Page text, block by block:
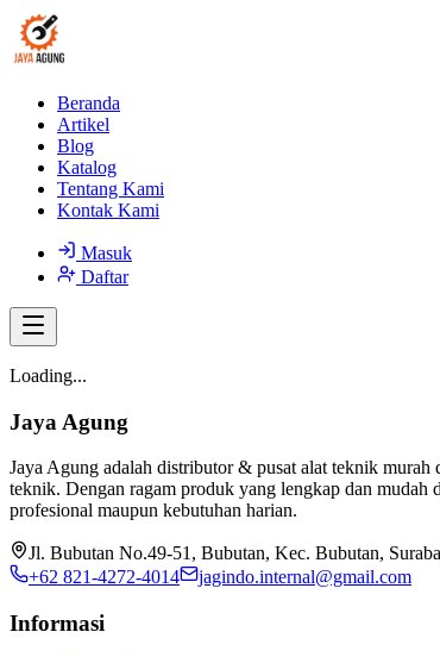
Beranda
Artikel
Blog
Katalog
Tentang Kami
Kontak Kami
Masuk
Daftar
Loading...
Jaya Agung
Jaya Agung adalah distributor & pusat alat teknik murah
teknik. Dengan ragam produk yang lengkap dan mudah
profesional maupun kebutuhan harian.
Jl. Bubutan No.49-51, Bubutan, Kec. Bubutan,
+62 821-4272-4014
jagindo.internal@gmail.com
Informasi